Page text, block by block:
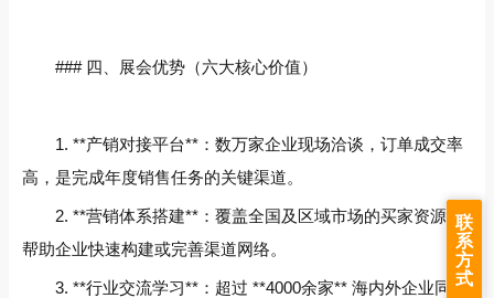
### 四、展会优势（六大核心价值）
1. **产销对接平台**：数万家企业现场洽谈，订单成交率
高，是完成年度销售任务的关键渠道。
2. **营销体系搭建**：覆盖全国及区域市场的买家资源，
帮助企业快速构建或完善渠道网络。
3. **行业交流学习**：超过 **4000余家** 海内外企业同台
联
系
方
式